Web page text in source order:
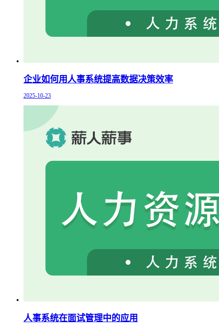
企业如何用人事系统提高数据决策效率
2025-10-23
人事系统在面试管理中的应用